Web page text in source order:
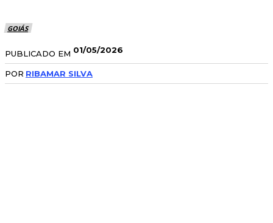
GOIÁS
PUBLICADO EM 01/05/2026
POR RIBAMAR SILVA